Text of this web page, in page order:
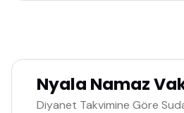
Nyala Namaz
Diyanet Takvimine Göre